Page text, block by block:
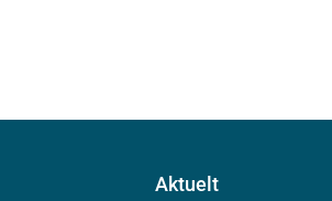
Aktuelt